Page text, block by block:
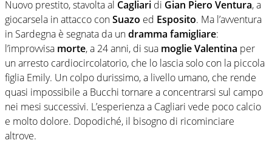
Nuovo prestito, stavolta al Cagliari di Gian Piero Ventura, a
giocarsela in attacco conSuazo ed Esposito. Ma l’avventura
in Sardegna è segnata da undramma famigliare:
l’improvvisa morte, a 24 anni, di sua moglie Valentina per
un arresto cardiocircolatorio, che lo lascia solo con la piccola
figlia Emily. Un colpo durissimo, a livello umano, che rende
quasi impossibile a Bucchi tornare a concentrarsi sul campo
nei mesi successivi. L’esperienza a Cagliari vede poco calcio
e molto dolore. Dopodiché, il bisogno di ricominciare
altrove.